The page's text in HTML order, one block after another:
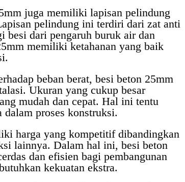
juga memiliki lapisan pelindung
pelindung ini terdiri dari zat anti
besi dari pengaruh buruk air dan
memiliki ketahanan yang baik
beban berat, besi beton 25mm
Ukuran yang cukup besar
mudah dan cepat. Hal ini tentu
dalam proses konstruksi.
harga yang kompetitif dibandingkan
lainnya. Dalam hal ini, besi beton
dan efisien bagi pembangunan
kekuatan ekstra.